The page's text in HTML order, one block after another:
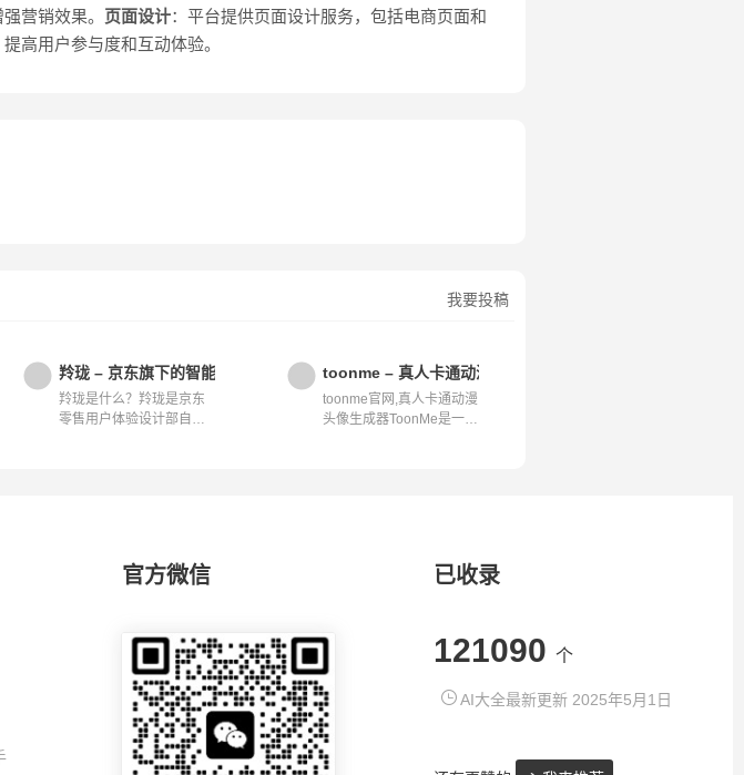
营销效果。 页面设计：平台提供页面设计服务，包括电商页面和
高用户参与度和互动体验。
我要投稿
台 羚珑 – 京东旗下的智能设计平台
羚珑是什么？羚珑是京东
零售用户体验设计部自主
toonme – 真人卡通动漫头像生成器
toonme官网,真人卡通动漫
头像生成器ToonMe是一款
官方微信 已收录
121090 个
AI大全最新更新 2025年5月1日